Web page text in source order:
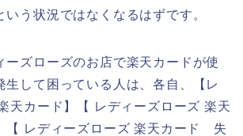
いう状況ではなくなるはずです。
ーズローズのお店で楽天カードが使
生して困っている人は、各自、【レ
天カード】【 レディーズローズ 楽天
レディーズローズ 楽天カード 失